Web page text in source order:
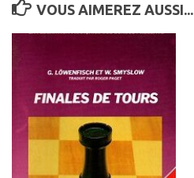
VOUS AIMEREZ AUSSI...